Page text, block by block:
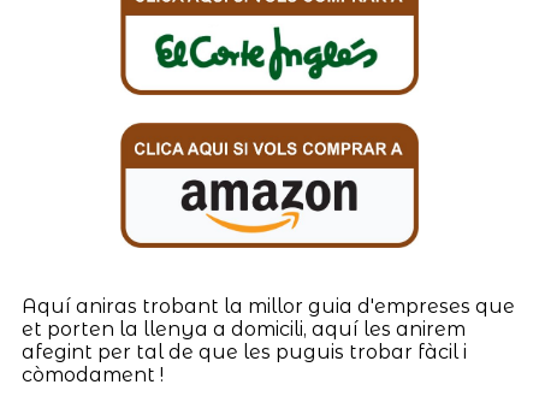
Aquí aniras trobant la millor guia d'empreses que
et porten la llenya a domicili, aquí les anirem
afegint per tal de que les puguis trobar fàcil i
còmodament !